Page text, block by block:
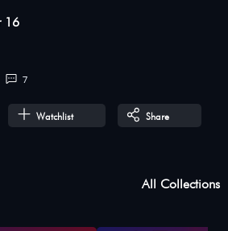
16
7
Watchlist Share
All Collections